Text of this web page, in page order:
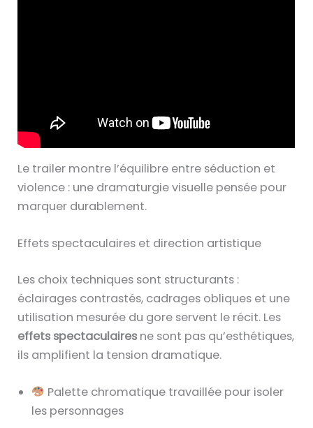
Le trailer montre l’équilibre entre séduction et
violence : une dramaturgie visuelle pensée pour
marquer durablement.
Effets spectaculaires et direction artistique
Les choix techniques sont structurants :
éclairages contrastés, cadrages obliques et une
utilisation mesurée du gore servent le récit. Les
effets spectaculaires ne sont pas qu’esthétiques,
ils amplifient la tension dramatique.
Palette chromatique travaillée pour isoler
les personnages